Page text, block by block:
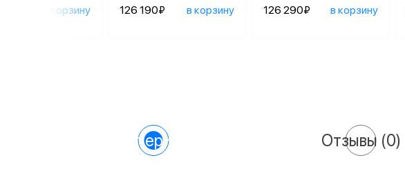
в корзину 126 190₽ в корзину 126 290₽ в корзину
Характеристики Отзывы (0)